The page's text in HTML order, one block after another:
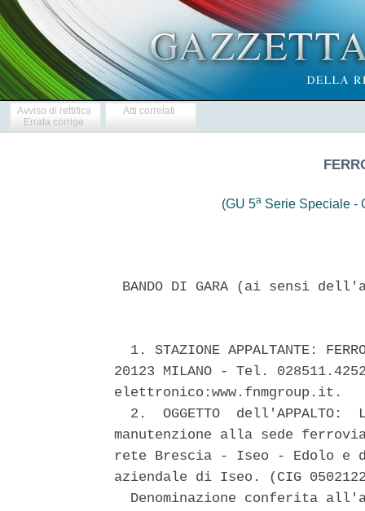
Avviso di rettifica
Errata corrige
Atti correlati
(GU 5a Serie Speciale -
BANDO DI GARA (ai sensi
1. STAZIONE APPALTANTE:
20123 MILANO - Tel.
elettronico:www.fnmgroup.it.
2.  OGGETTO  dell'APPALTO:
manutenzione alla sede
rete Brescia - Iseo - Edolo e
aziendale di Iseo. (CIG
Denominazione conferita